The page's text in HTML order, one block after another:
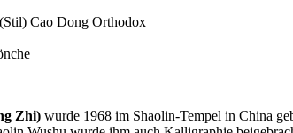
Cao Dong Orthodox
Zhi) wurde 1968 im Shaolin-Tempel in China